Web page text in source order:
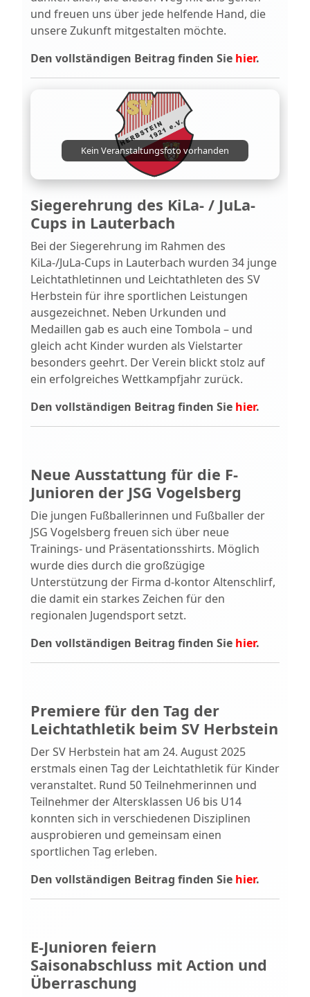
und freuen uns über jede helfende Hand, die
unsere Zukunft mitgestalten möchte.
Den vollständigen Beitrag finden Sie hier.
Kein Veranstaltungsfoto vorhanden
Siegerehrung des KiLa- / JuLa-
Cups in Lauterbach
Bei der Siegerehrung im Rahmen des
KiLa-/JuLa-Cups in Lauterbach wurden 34 junge
Leichtathletinnen und Leichtathleten des SV
Herbstein für ihre sportlichen Leistungen
ausgezeichnet. Neben Urkunden und
Medaillen gab es auch eine Tombola – und
gleich acht Kinder wurden als Vielstarter
besonders geehrt. Der Verein blickt stolz auf
ein erfolgreiches Wettkampfjahr zurück.
Den vollständigen Beitrag finden Sie hier.
Neue Ausstattung für die F-
Junioren der JSG Vogelsberg
Die jungen Fußballerinnen und Fußballer der
JSG Vogelsberg freuen sich über neue
Trainings- und Präsentationsshirts. Möglich
wurde dies durch die großzügige
Unterstützung der Firma d-kontor Altenschlirf,
die damit ein starkes Zeichen für den
regionalen Jugendsport setzt.
Den vollständigen Beitrag finden Sie hier.
Premiere für den Tag der
Leichtathletik beim SV Herbstein
Der SV Herbstein hat am 24. August 2025
erstmals einen Tag der Leichtathletik für Kinder
veranstaltet. Rund 50 Teilnehmerinnen und
Teilnehmer der Altersklassen U6 bis U14
konnten sich in verschiedenen Disziplinen
ausprobieren und gemeinsam einen
sportlichen Tag erleben.
Den vollständigen Beitrag finden Sie hier.
E-Junioren feiern
Saisonabschluss mit Action und
Überraschung